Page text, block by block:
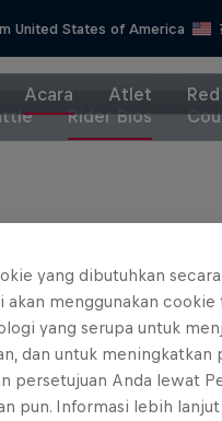
United States of America
Acara Atlet
Rider Bios
yang dibutuhkan
akan menggunakan
yang serupa untuk
dan untuk meningkatkan
persetujuan Anda lewat
pun. Informasi lebih